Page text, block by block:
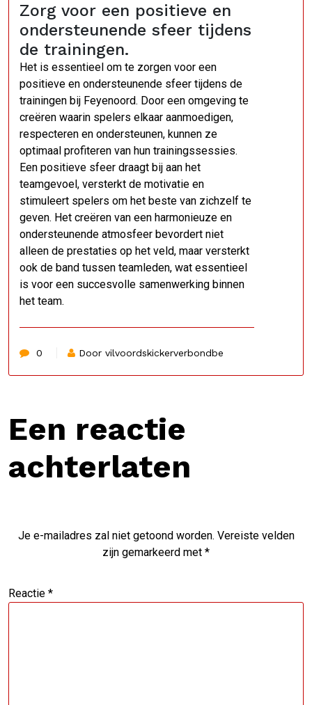
Zorg voor een positieve en
ondersteunende sfeer tijdens
de trainingen.
Het is essentieel om te zorgen voor een
positieve en ondersteunende sfeer tijdens de
trainingen bij Feyenoord. Door een omgeving te
creëren waarin spelers elkaar aanmoedigen,
respecteren en ondersteunen, kunnen ze
optimaal profiteren van hun trainingssessies.
Een positieve sfeer draagt bij aan het
teamgevoel, versterkt de motivatie en
stimuleert spelers om het beste van zichzelf te
geven. Het creëren van een harmonieuze en
ondersteunende atmosfeer bevordert niet
alleen de prestaties op het veld, maar versterkt
ook de band tussen teamleden, wat essentieel
is voor een succesvolle samenwerking binnen
het team.
0 Door vilvoordskickerverbondbe
Een reactie
achterlaten
Je e-mailadres zal niet getoond worden. Vereiste velden
zijn gemarkeerd met *
Reactie *